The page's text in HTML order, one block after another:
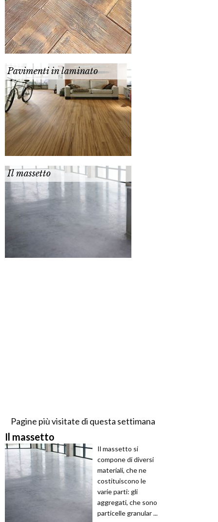
Pavimenti in laminato
Il massetto
Pagine più visitate di questa settimana
Il massetto
Il massetto si
compone di diversi
materiali, che ne
costituiscono le
varie parti: gli
aggregati, che sono
particelle granular ...